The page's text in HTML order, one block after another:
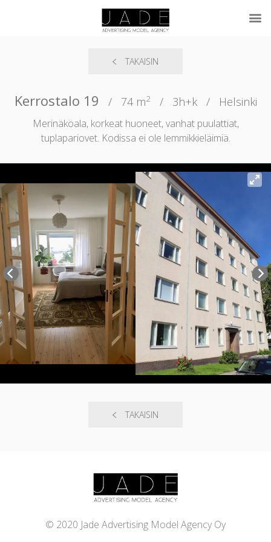
TAKAISIN
Kerrostalo 19 / 74 m2 / 3h+k / Helsinki
Merinäköala, korkeat huoneet, vanhat puulattiat,
tuplapariovet. Kodissa ei ole lemmikkieläimiä.
TAKAISIN
© 2020 Jade Advertising Model Agency Oy